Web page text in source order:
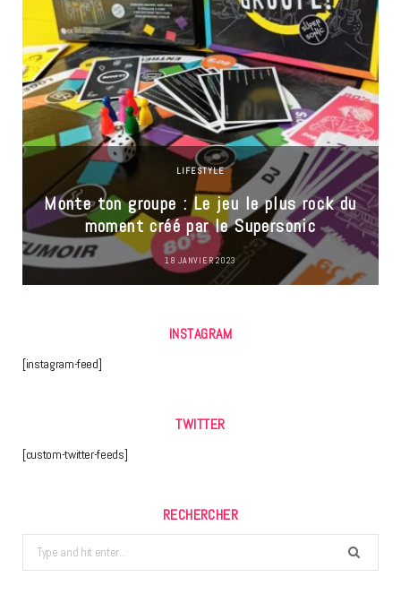
LIFESTYLE
Monte ton groupe : Le jeu le plus rock du
moment créé par le Supersonic
18 JANVIER 2023
INSTAGRAM
[instagram-feed]
TWITTER
[custom-twitter-feeds]
RECHERCHER
Search
for: